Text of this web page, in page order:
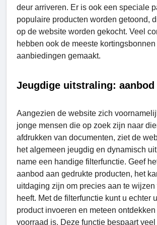
deur arriveren. Er is ook een speciale
populaire producten worden getoond,
op de website worden gekocht. Veel
hebben ook de meeste
aanbiedingen gemaakt.
Jeugdige uitstraling: aanbod
Aangezien de website zich
jonge mensen die op zoek zijn naar
afdrukken van documenten, ziet de
het algemeen jeugdig en dynamisch
name een handige filterfunctie. Geef
aanbod aan gedrukte producten, het
uitdaging zijn om precies aan te wijzen
heeft. Met de filterfunctie kunt u echter
product invoeren en meteen
voorraad is. Deze functie bespaart veel